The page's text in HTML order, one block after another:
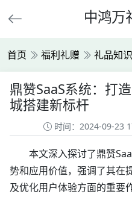
中鸿万
首页 福利礼赠 礼品知识
鼎赞SaaS系统：打
城搭建新标杆
时间：2024-09-23
本文深入探讨了鼎赞
势和应用价值，强调了其在
及优化用户体验方面的重要